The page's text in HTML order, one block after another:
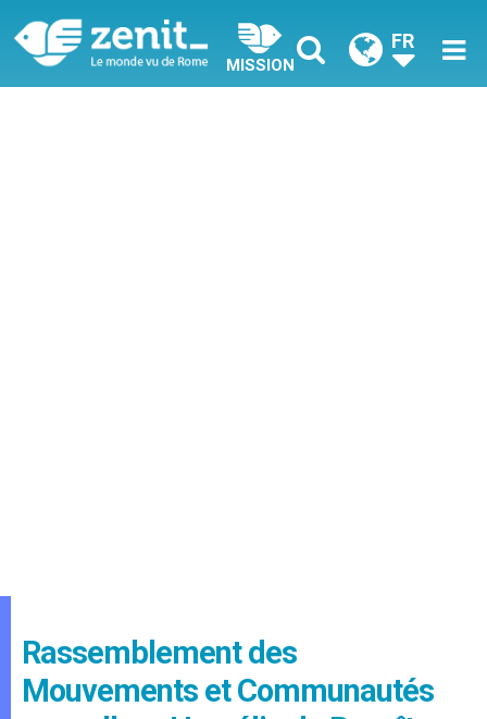
MISSION
FR
Rassemblement des
Mouvements et Communautés